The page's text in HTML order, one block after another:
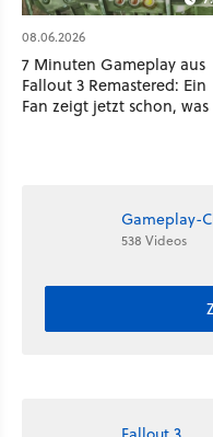
08.06.2026
7 Minuten Gameplay aus
Fallout 3 Remastered: Ein
Fan zeigt jetzt schon, was
Gameplay-
538 Videos